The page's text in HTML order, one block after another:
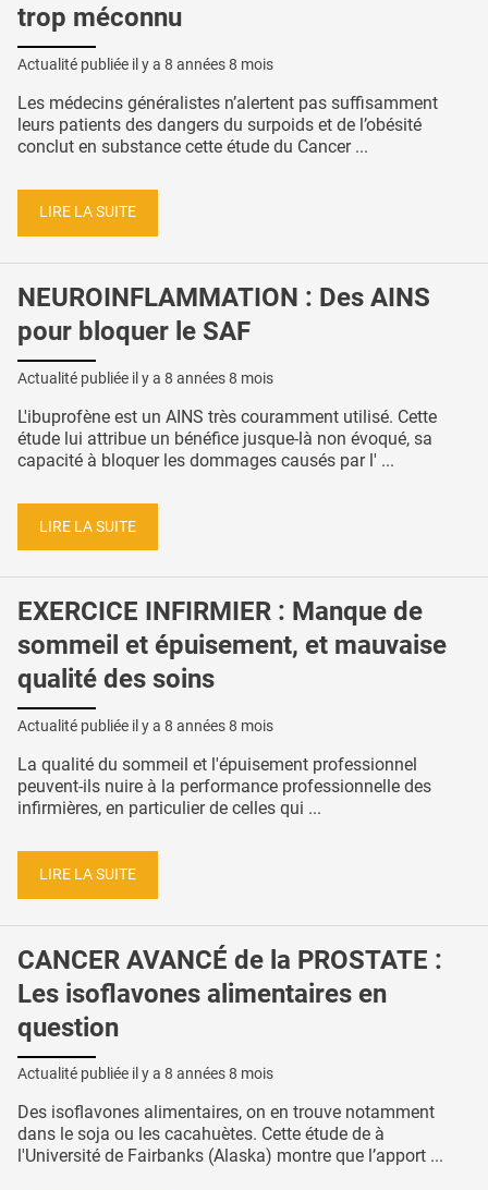
trop méconnu
Actualité publiée il y a 8 années 8 mois
Les médecins généralistes n’alertent pas suffisamment
leurs patients des dangers du surpoids et de l’obésité
conclut en substance cette étude du Cancer ...
LIRE LA SUITE
NEUROINFLAMMATION : Des AINS
pour bloquer le SAF
Actualité publiée il y a 8 années 8 mois
L'ibuprofène est un AINS très couramment utilisé. Cette
étude lui attribue un bénéfice jusque-là non évoqué, sa
capacité à bloquer les dommages causés par l' ...
LIRE LA SUITE
EXERCICE INFIRMIER : Manque de
sommeil et épuisement, et mauvaise
qualité des soins
Actualité publiée il y a 8 années 8 mois
La qualité du sommeil et l'épuisement professionnel
peuvent-ils nuire à la performance professionnelle des
infirmières, en particulier de celles qui ...
LIRE LA SUITE
CANCER AVANCÉ de la PROSTATE :
Les isoflavones alimentaires en
question
Actualité publiée il y a 8 années 8 mois
Des isoflavones alimentaires, on en trouve notamment
dans le soja ou les cacahuètes. Cette étude de à
l'Université de Fairbanks (Alaska) montre que l’apport ...